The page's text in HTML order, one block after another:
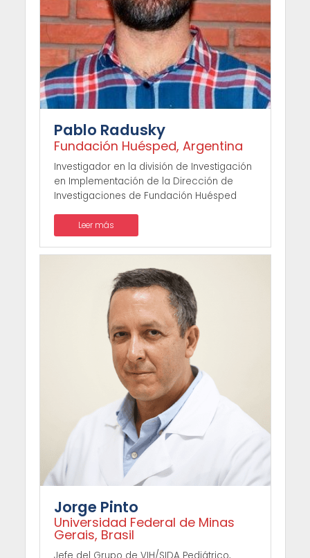
Pablo Radusky
Fundación Huésped, Argentina
Investigador en la división de Investigación
en Implementación de la Dirección de
Investigaciones de Fundación Huésped
Leer más
Jorge Pinto
Universidad Federal de Minas
Gerais, Brasil